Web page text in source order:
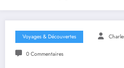
Voyages & Découvertes
0 Commentaires